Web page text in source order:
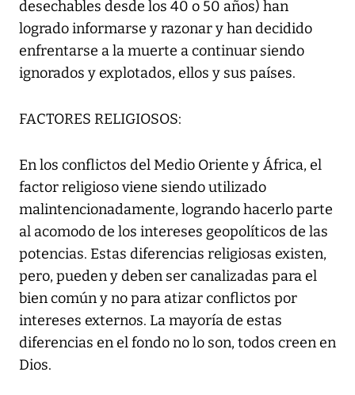
desechables desde los 40 o 50 años) han
logrado informarse y razonar y han decidido
enfrentarse a la muerte a continuar siendo
ignorados y explotados, ellos y sus países.
FACTORES RELIGIOSOS:
En los conflictos del Medio Oriente y África, el
factor religioso viene siendo utilizado
malintencionadamente, logrando hacerlo parte
al acomodo de los intereses geopolíticos de las
potencias. Estas diferencias religiosas existen,
pero, pueden y deben ser canalizadas para el
bien común y no para atizar conflictos por
intereses externos. La mayoría de estas
diferencias en el fondo no lo son, todos creen en
Dios.